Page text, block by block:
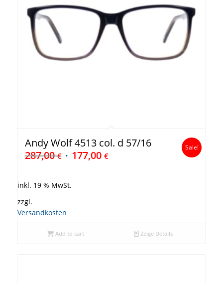
Andy Wolf 4513 col. d 57/16
287,00€ 177,00 €
Sale!
inkl. 19 % MwSt.
zzgl.
Versandkosten
Add to cart Zeige Details